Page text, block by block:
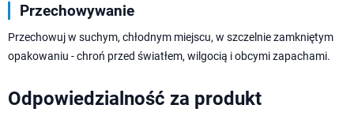
Przechowywanie
Przechowuj w suchym, chłodnym miejscu, w szczelnie zamkniętym
opakowaniu - chroń przed światłem, wilgocią i obcymi zapachami.
Odpowiedzialność za produkt